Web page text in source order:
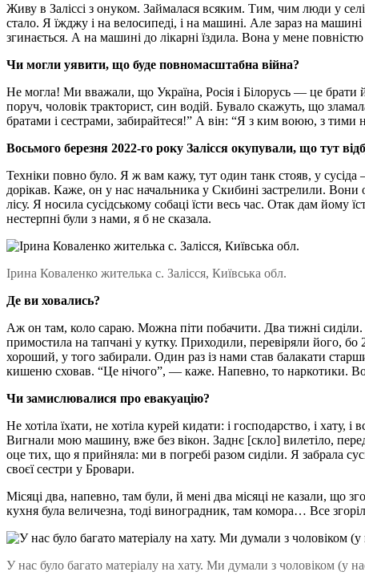
Живу в Заліссі з онуком. Займалася всяким. Тим, чим люди у
стало. Я їжджу і на велосипеді, і на машині. Але зараз на
згинається. А на машині до лікарні їздила. Вона у мене
Чи могли уявити, що буде повномасштабна війна?
Не могла! Ми вважали, що Україна, Росія і Білорусь — це брати
поруч, чоловік тракторист, син водій. Бувало скажуть, що
братами і сестрами, забирайтеся!” А він: “Я з ким воюю, з
Восьмого березня 2022-го року Залісся окупували, що тут
Техніки повно було. Я ж вам кажу, тут один танк стояв, у
дорікав. Каже, он у нас начальника у Скибині застрелили.
лісу. Я носила сусідському собаці їсти весь час. Отак дам
нестерпні були з нами, я б не сказала.
Ірина Коваленко жителька с. Залісся, Київська обл.
Де ви ховались?
Аж он там, коло сараю. Можна піти побачити. Два тижні сиділи.
примостила на тапчані у кутку. Приходили, перевіряли його,
хороший, у того забирали. Один раз із нами став балакати
кишеню сховав. “Це нічого”, — каже. Напевно, то наркотики.
Чи замислювалися про евакуацію?
Не хотіла їхати, не хотіла курей кидати: і господарство, і
Вигнали мою машину, вже без вікон. Заднє [скло] вилетіло,
оце тих, що я прийняла: ми в погребі разом сиділи. Я забрала
своєї сестри у Бровари.
Місяці два, напевно, там були, й мені два місяці не казали, що
кухня була величезна, тоді виноградник, там комора… Все
У нас було багато матеріалу на хату. Ми думали з чоловіком (у